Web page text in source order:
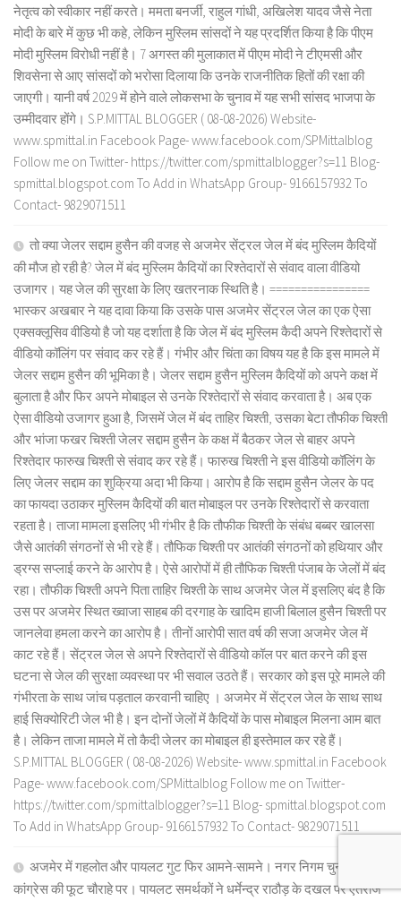
नेतृत्व को स्वीकार नहीं करते। ममता बनर्जी, राहुल गांधी, अखिलेश यादव जैसे नेता
मोदी के बारे में कुछ भी कहे, लेकिन मुस्लिम सांसदों ने यह प्रदर्शित किया है कि पीएम
मोदी मुस्लिम विरोधी नहीं है। 7 अगस्त की मुलाकात में पीएम मोदी ने टीएमसी और
शिवसेना से आए सांसदों को भरोसा दिलाया कि उनके राजनीतिक हितों की रक्षा की
जाएगी। यानी वर्ष 2029 में होने वाले लोकसभा के चुनाव में यह सभी सांसद भाजपा के
उम्मीदवार होंगे। S.P.MITTAL BLOGGER ( 08-08-2026) Website-
www.spmittal.in Facebook Page- www.facebook.com/SPMittalblog
Follow me on Twitter- https://twitter.com/spmittalblogger?s=11 Blog-
spmittal.blogspot.com To Add in WhatsApp Group- 9166157932 To
Contact- 9829071511
तो क्या जेलर सद्दाम हुसैन की वजह से अजमेर सेंट्रल जेल में बंद मुस्लिम कैदियों
की मौज हो रही है? जेल में बंद मुस्लिम कैदियों का रिश्तेदारों से संवाद वाला वीडियो
उजागर। यह जेल की सुरक्षा के लिए खतरनाक स्थिति है। ================
भास्कर अखबार ने यह दावा किया कि उसके पास अजमेर सेंट्रल जेल का एक ऐसा
एक्सक्लूसिव वीडियो है जो यह दर्शाता है कि जेल में बंद मुस्लिम कैदी अपने रिश्तेदारों से
वीडियो कॉलिंग पर संवाद कर रहे हैं। गंभीर और चिंता का विषय यह है कि इस मामले में
जेलर सद्दाम हुसैन की भूमिका है। जेलर सद्दाम हुसैन मुस्लिम कैदियों को अपने कक्ष में
बुलाता है और फिर अपने मोबाइल से उनके रिश्तेदारों से संवाद करवाता है। अब एक
ऐसा वीडियो उजागर हुआ है, जिसमें जेल में बंद ताहिर चिश्ती, उसका बेटा तौफीक चिश्ती
और भांजा फखर चिश्ती जेलर सद्दाम हुसैन के कक्ष में बैठकर जेल से बाहर अपने
रिश्तेदार फारुख चिश्ती से संवाद कर रहे हैं। फारुख चिश्ती ने इस वीडियो कॉलिंग के
लिए जेलर सद्दाम का शुक्रिया अदा भी किया। आरोप है कि सद्दाम हुसैन जेलर के पद
का फायदा उठाकर मुस्लिम कैदियों की बात मोबाइल पर उनके रिश्तेदारों से करवाता
रहता है। ताजा मामला इसलिए भी गंभीर है कि तौफीक चिश्ती के संबंध बब्बर खालसा
जैसे आतंकी संगठनों से भी रहे हैं। तौफिक चिश्ती पर आतंकी संगठनों को हथियार और
ड्रग्स सप्लाई करने के आरोप है। ऐसे आरोपों में ही तौफिक चिश्ती पंजाब के जेलों में बंद
रहा। तौफीक चिश्ती अपने पिता ताहिर चिश्ती के साथ अजमेर जेल में इसलिए बंद है कि
उस पर अजमेर स्थित ख्वाजा साहब की दरगाह के खादिम हाजी बिलाल हुसैन चिश्ती पर
जानलेवा हमला करने का आरोप है। तीनों आरोपी सात वर्ष की सजा अजमेर जेल में
काट रहे हैं। सेंट्रल जेल से अपने रिश्तेदारों से वीडियो कॉल पर बात करने की इस
घटना से जेल की सुरक्षा व्यवस्था पर भी सवाल उठते हैं। सरकार को इस पूरे मामले की
गंभीरता के साथ जांच पड़ताल करवानी चाहिए । अजमेर में सेंट्रल जेल के साथ साथ
हाई सिक्योरिटी जेल भी है। इन दोनों जेलों में कैदियों के पास मोबाइल मिलना आम बात
है। लेकिन ताजा मामले में तो कैदी जेलर का मोबाइल ही इस्तेमाल कर रहे हैं।
S.P.MITTAL BLOGGER ( 08-08-2026) Website- www.spmittal.in Facebook
Page- www.facebook.com/SPMittalblog Follow me on Twitter-
https://twitter.com/spmittalblogger?s=11 Blog- spmittal.blogspot.com
To Add in WhatsApp Group- 9166157932 To Contact- 9829071511
अजमेर में गहलोत और पायलट गुट फिर आमने-सामने। नगर निगम चुनाव से पहले
कांग्रेस की फूट चौराहे पर। पायलट समर्थकों ने धर्मेन्द्र राठौड़ के दखल पर ऐतराज